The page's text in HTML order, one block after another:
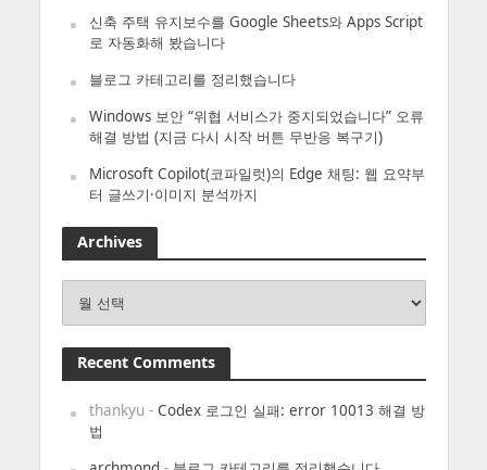
신축 주택 유지보수를 Google Sheets와 Apps Script
로 자동화해 봤습니다
블로그 카테고리를 정리했습니다
Windows 보안 “위협 서비스가 중지되었습니다” 오류
해결 방법 (지금 다시 시작 버튼 무반응 복구기)
Microsoft Copilot(코파일럿)의 Edge 채팅: 웹 요약부
터 글쓰기·이미지 분석까지
Archives
Recent Comments
thankyu - Codex 로그인 실패: error 10013 해결 방
법